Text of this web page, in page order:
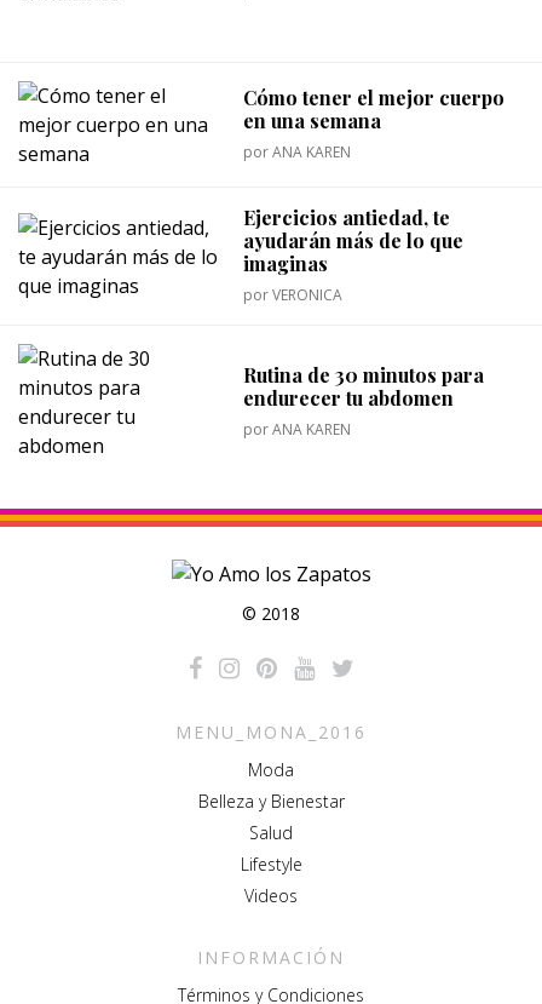
Cómo tener el mejor cuerpo
en una semana
porANA KAREN
Ejercicios antiedad, te
ayudarán más de lo que
imaginas
porVERONICA
Rutina de 30 minutos para
endurecer tu abdomen
porANA KAREN
© 2018
MENU_MONA_2016
Moda
Belleza y Bienestar
Salud
Lifestyle
Videos
INFORMACIÓN
Términos y Condiciones